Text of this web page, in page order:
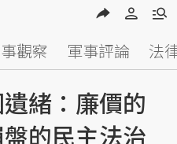
觀察 軍事評論 法
緒：廉價的
的民主法治